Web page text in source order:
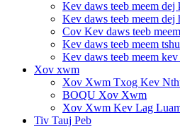
Kev daws teeb meem
Kev daws teeb meem dej
Cov Kev daws teeb
Kev daws teeb meem
Kev daws teeb meem
Xov xwm
Xov Xwm Txog Kev
BOQU Xov Xwm
Xov Xwm Kev Lag
Tiv Tauj Peb